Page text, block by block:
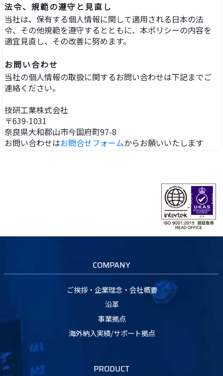
法令、規範の遵守と見直し
当社は、保有する個人情報に関して適用される日本の法
令、その他規範を遵守するとともに、本ポリシーの内容を
適宜見直し、その改善に努めます。
お問い合わせ
当社の個人情報の取扱に関するお問い合わせは下記までご
連絡ください。
技研工業株式会社
〒639-1031
奈良県大和郡山市今国府町97-8
お問い合わせはお問合せフォームからお願いいたします
COMPANY
ご挨拶・企業理念・会社概要
沿革
事業拠点
海外納入実績/サポート拠点
PRODUCT